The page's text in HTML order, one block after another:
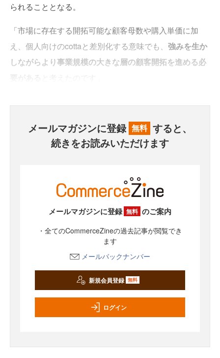
られることとなる。
「市場に存在する開拓可能な顧客母数や購入単価に加
え、個人向けのcottaと差別化する意味でも、 強みを生か
しながらより事業規模の大きな層の顧客開拓を進める必
メールマガジンに登録 無料 すると、
続きをお読みいただけます
メールマガジンに登録 無料 のご案内
・全てのCommerceZineの過去記事が閲覧でき
ます
メールバックナンバー
新規会員登録 無料
ログイン